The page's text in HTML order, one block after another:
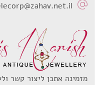
מזמינה אתכן ליצור קשר